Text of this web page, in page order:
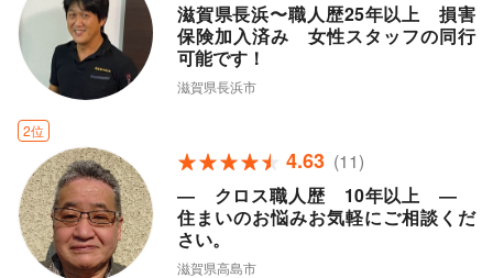
滋賀県長浜〜職人歴25年以上 損害
保険加入済み 女性スタッフの同行
可能です！
滋賀県長浜市
2位
4.63 (11)
― クロス職人歴 10年以上 ―
住まいのお悩みお気軽にご相談くだ
さい。
滋賀県高島市